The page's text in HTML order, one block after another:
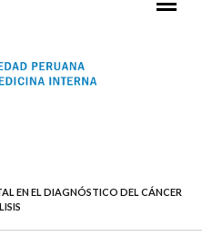
EN EL DIAGNÓSTICO DEL CÁNCER